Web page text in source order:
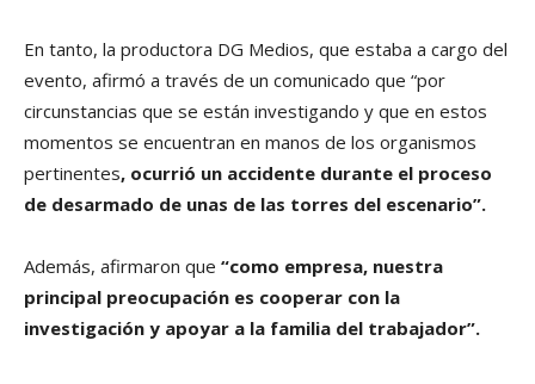
En tanto, la productora DG Medios, que estaba a cargo del
evento, afirmó a través de un comunicado que “por
circunstancias que se están investigando y que en estos
momentos se encuentran en manos de los organismos
pertinentes, ocurrió un accidente durante el proceso
de desarmado de unas de las torres del escenario”.
Además, afirmaron que “como empresa, nuestra
principal preocupación es cooperar con la
investigación y apoyar a la familia del trabajador”.